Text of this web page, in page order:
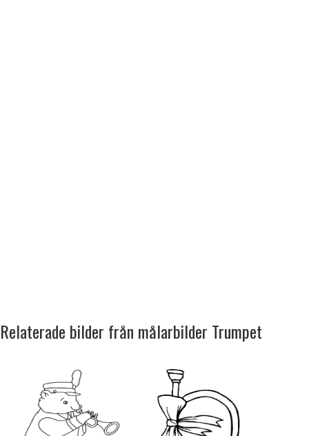
Relaterade bilder från målarbilder Trumpet